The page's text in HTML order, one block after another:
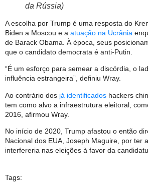
da Rússia)
A escolha por Trump é uma resposta do
Biden a Moscou e a atuação na Ucrânia
de Barack Obama. À época, seus
que o candidato democrata é anti-Putin.
“É um esforço para semear a discórdia, o
influência estrangeira”, definiu Wray.
Ao contrário dos já identificados hackers
tem como alvo a infraestrutura eleitoral,
2016, afirmou Wray.
No início de 2020, Trump afastou o então
Nacional dos EUA, Joseph Maguire, por ter
interfereria nas eleições à favor da
Tags: